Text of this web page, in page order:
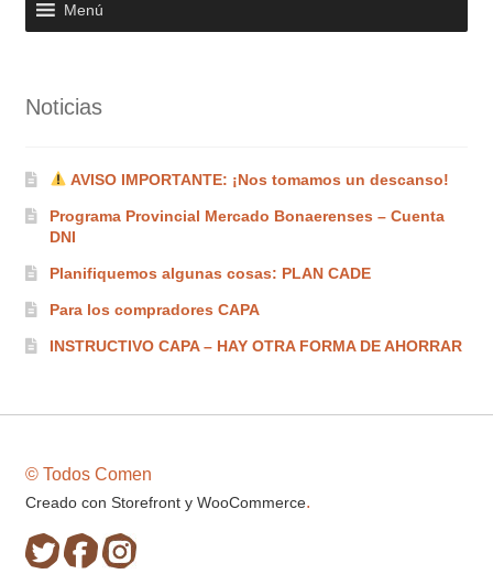
Menú
Noticias
AVISO IMPORTANTE: ¡Nos tomamos un descanso!
Programa Provincial Mercado Bonaerenses – Cuenta
DNI
Planifiquemos algunas cosas: PLAN CADE
Para los compradores CAPA
INSTRUCTIVO CAPA – HAY OTRA FORMA DE AHORRAR
© Todos Comen
Creado con Storefront y WooCommerce.